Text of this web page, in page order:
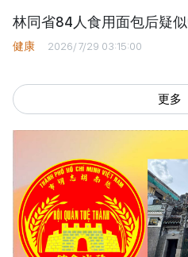
林同省84人食用面包后疑
健康 2026/7/29 03:15:00
更多